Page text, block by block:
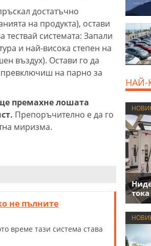
достатъчно
на продукта), остави
системата: Запали
и най-висока степен на
въздух). Остави го да
на парно за
премахне лошата
Препоръчително е да го
миризма.
не пълните
време тази система става
НАЙ-